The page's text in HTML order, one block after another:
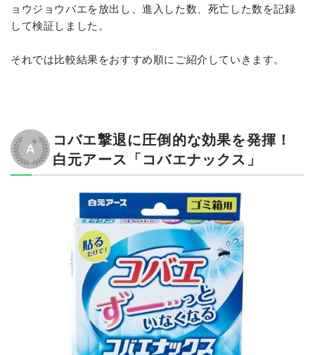
ョウジョウバエを放出し、進入した数、死亡した数を記録
して検証しました。
それでは比較結果をおすすめ順にご紹介していきます。
コバエ撃退に圧倒的な効果を発揮！
白元アース「コバエナックス」